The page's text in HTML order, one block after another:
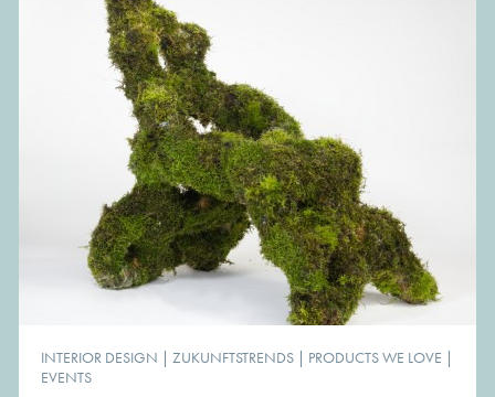
INTERIOR DESIGN | ZUKUNFTSTRENDS | PRODUCTS WE LOVE |
EVENTS